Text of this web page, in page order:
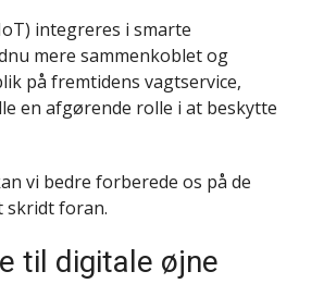
integreres i smarte
mere sammenkoblet og
på fremtidens vagtservice,
en afgørende rolle i at beskytte
vi bedre forberede os på de
skridt foran.
til digitale øjne